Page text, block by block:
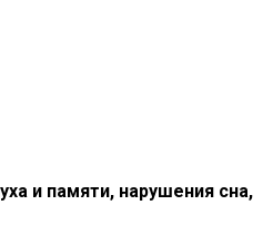
и памяти, нарушения сна,